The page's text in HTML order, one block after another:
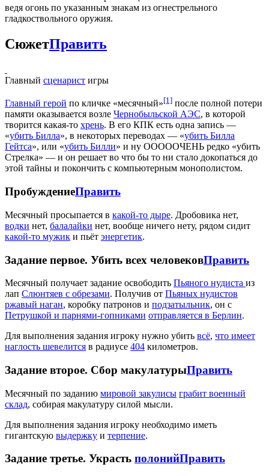
ведя огонь по указанным знакам из огнестрельного
гладкоствольного оружия.
СюжетПравить
Главный сценарист игры
Главный герой по кличке «месячный»[1] после полной потери
памяти оказывается возле Чернобыльской АЭС, в которой
творится какая-то хрень. В его КПК есть одна запись —
«убить Билла», в некоторых переводах — «убить Билла
Гейтса», или «убить Билли» и ну ОООООЧЕНЬ редко «убить
Стрелка» — и он решает во что бы то ни стало докопаться до
этой тайны и покончить с компьютерным монополистом.
ПробуждениеПравить
Месячный просыпается в какой-то дыре. Дробовика нет,
водки нет, балалайки нет, вообще ничего нету, рядом сидит
какой-то мужик и пьёт энергетик.
Задание первое. Убить всех человековПравить
Месячный получает задание освободить Пьяного нудиста из
лап Слюнтяев с обрезами. Получив от Пьяных нудистов
ржавый наган, коробку патронов и подзатыльник, он с
Петрушкой и парнями-гопниками отправляется в Берлин.
Для выполнения задания игроку нужно убить всё, что имеет
наглость шевелится в радиусе 404 километров.
Задание второе. Сбор макулатурыПравить
Месячный по заданию мировой закулисы грабит военный
склад, собирая макулатуру силой мысли.
Для выполнения задания игроку необходимо иметь
гигантскую выдержку и терпение.
Задание третье. Украсть полонийПравить